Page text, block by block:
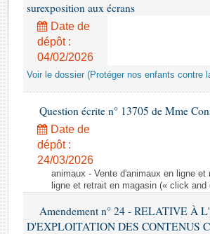
Rapports d'enquête
Rapports législatifs
Rapports sur l'application des lois
Baromètre de l’application des lois
Dossiers législatifs
Budget et sécurité sociale
Questions écrites et orales
Comptes rendus des débats
surexposition aux écrans
Date de
dépôt :
04/02/2026
Voir le dossier (Protéger nos enfants contre
Question écrite n° 13705 de Mme
Date de
dépôt :
24/03/2026
animaux - Vente d'animaux en ligne
ligne et retrait en magasin (« click and
Amendement n° 24 - RELATIVE À
D'EXPLOITATION DES CONTENUS